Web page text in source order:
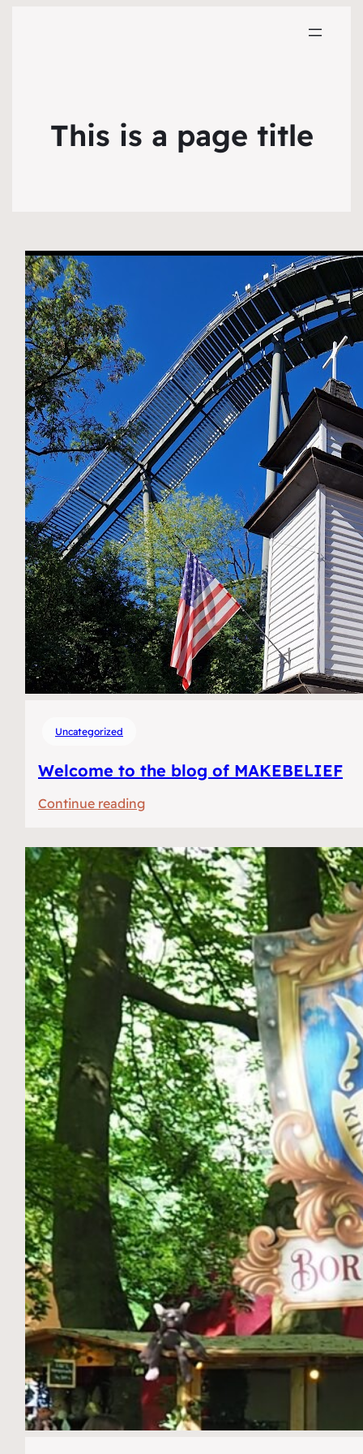
This is a page title
Uncategorized
Welcome to the blog of MAKEBELIEF
Continue reading:
op
het
blog
van
MAKEBELIEF